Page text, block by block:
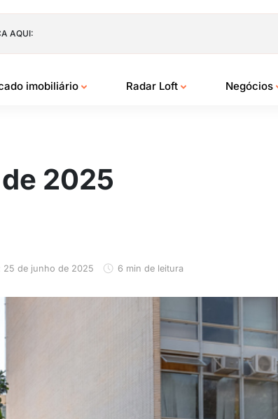
AQUI:
imobiliário Radar Loft Negócios
2025
25 de junho de 2025 6 min de leitura